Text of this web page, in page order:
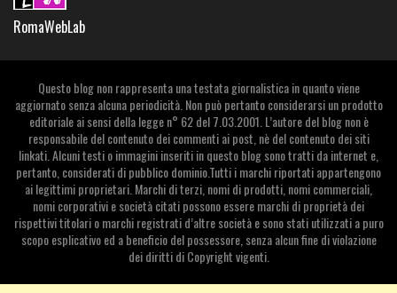
RomaWebLab
Questo blog non rappresenta una testata giornalistica in quanto viene
aggiornato senza alcuna periodicità. Non può pertanto considerarsi un prodotto
editoriale ai sensi della legge n° 62 del 7.03.2001. L’autore del blog non è
responsabile del contenuto dei commenti ai post, nè del contenuto dei siti
linkati. Alcuni testi o immagini inseriti in questo blog sono tratti da internet e,
pertanto, considerati di pubblico dominio.Tutti i marchi riportati appartengono
ai legittimi proprietari. Marchi di terzi, nomi di prodotti, nomi commerciali,
nomi corporativi e società citati possono essere marchi di proprietà dei
rispettivi titolari o marchi registrati d’altre società e sono stati utilizzati a puro
scopo esplicativo ed a beneficio del possessore, senza alcun fine di violazione
dei diritti di Copyright vigenti.